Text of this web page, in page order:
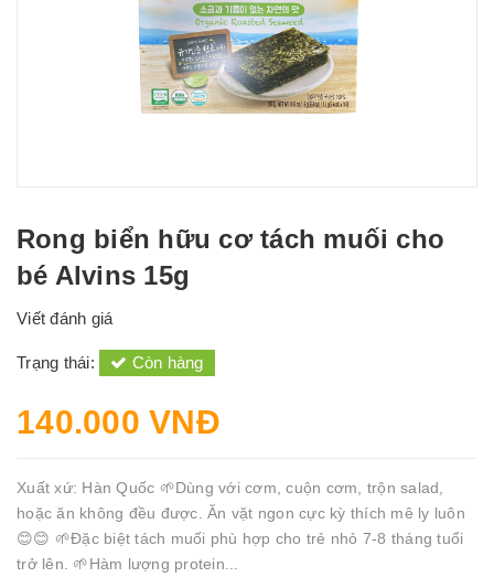
Rong biển hữu cơ tách muối cho
bé Alvins 15g
Viết đánh giá
Trạng thái: Còn hàng
140.000 VNĐ
Xuất xứ: Hàn Quốc 🌱Dùng với cơm, cuộn cơm, trộn salad,
hoặc ăn không đều được. Ăn vặt ngon cực kỳ thích mê ly luôn
😊😊 🌱Đặc biệt tách muối phù hợp cho trẻ nhỏ 7-8 tháng tuổi
trở lên. ️🌱Hàm lượng protein...